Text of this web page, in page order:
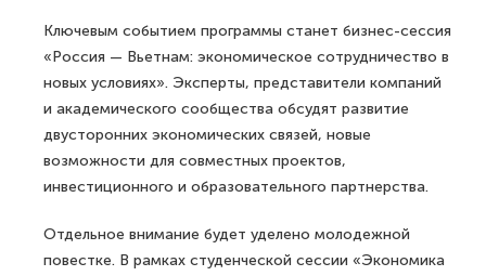
Ключевым событием программы станет бизнес-сессия
«Россия — Вьетнам: экономическое сотрудничество в
новых условиях». Эксперты, представители компаний
и академического сообщества обсудят развитие
двусторонних экономических связей, новые
возможности для совместных проектов,
инвестиционного и образовательного партнерства.
Отдельное внимание будет уделено молодежной
повестке. В рамках студенческой сессии «Экономика